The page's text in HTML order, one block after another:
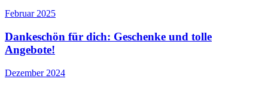
Februar 2025
Dankeschön für dich: Geschenke und tolle
Angebote!
Dezember 2024